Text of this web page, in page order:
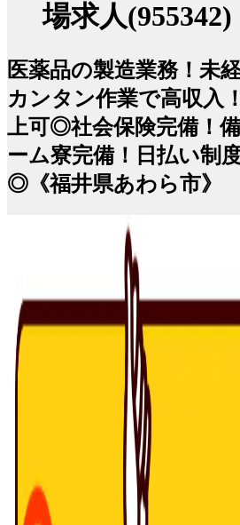
場求人(955342)
医薬品の製造業務！未
カンタン作業で高収入
上可◎社会保険完備！
ーム寮完備！日払い制
◎《福井県あわら市》